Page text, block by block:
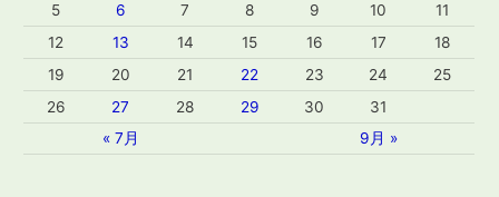
« 7月 9月 »
5
6 7 8 9 10
11
12
13 14 15 16 17
18
19
20 21 22 23 24
25
26
27 28 29 30 31